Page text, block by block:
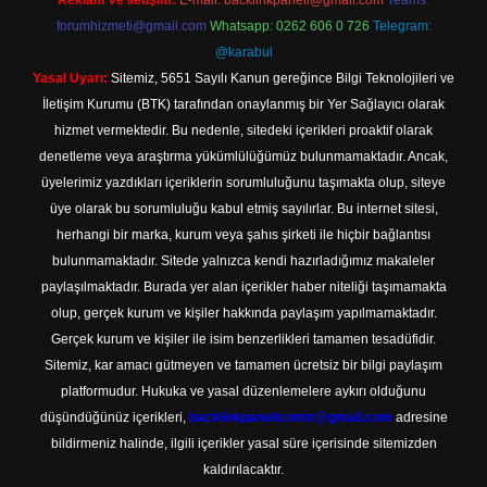
forumhizmeti@gmail.com Whatsapp: 0262 606 0 726 Telegram:
@karabul
Yasal Uyarı: Sitemiz, 5651 Sayılı Kanun gereğince Bilgi Teknolojileri ve
İletişim Kurumu (BTK) tarafından onaylanmış bir Yer Sağlayıcı olarak
hizmet vermektedir. Bu nedenle, sitedeki içerikleri proaktif olarak
denetleme veya araştırma yükümlülüğümüz bulunmamaktadır. Ancak,
üyelerimiz yazdıkları içeriklerin sorumluluğunu taşımakta olup, siteye
üye olarak bu sorumluluğu kabul etmiş sayılırlar. Bu internet sitesi,
herhangi bir marka, kurum veya şahıs şirketi ile hiçbir bağlantısı
bulunmamaktadır. Sitede yalnızca kendi hazırladığımız makaleler
paylaşılmaktadır. Burada yer alan içerikler haber niteliği taşımamakta
olup, gerçek kurum ve kişiler hakkında paylaşım yapılmamaktadır.
Gerçek kurum ve kişiler ile isim benzerlikleri tamamen tesadüfidir.
Sitemiz, kar amacı gütmeyen ve tamamen ücretsiz bir bilgi paylaşım
platformudur. Hukuka ve yasal düzenlemelere aykırı olduğunu
düşündüğünüz içerikleri, backlinkpanelicomtr@gmail.com adresine
bildirmeniz halinde, ilgili içerikler yasal süre içerisinde sitemizden
kaldırılacaktır.